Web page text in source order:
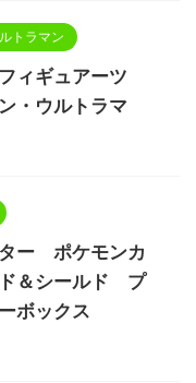
トラマン
フィギュアーツ
・ウルトラマ
ター ポケモンカ
＆シールド プ
ボックス